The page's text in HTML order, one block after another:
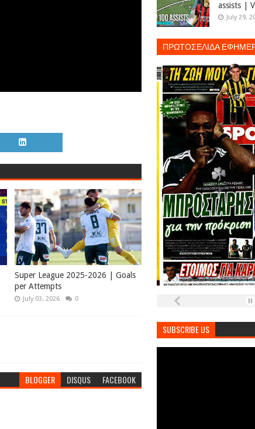
Super League 2025-2026 | Goals
per Attempts
July 03, 2026 0
BLOGGER DISQUS FACEBOOK
assists |
July 29,
ΠΡΩΤΟΣΕΛΙΔΑ
SUBSCRIBE US